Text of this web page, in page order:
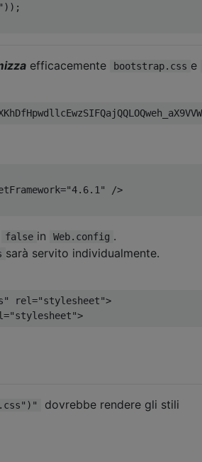
));
efficacemente bootstrap.css e
="4.6.1"
/>
false in Web.config .
sarà servito individualmente.
rel="stylesheet">
="stylesheet">
dovrebbe rendere gli stili